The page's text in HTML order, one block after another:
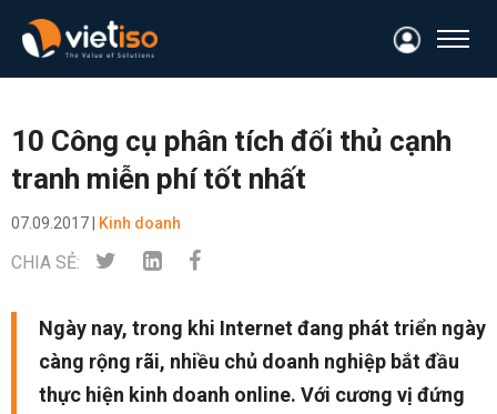
10 Công cụ phân tích đối thủ cạnh
tranh miễn phí tốt nhất
07.09.2017 | Kinh doanh
CHIA SẺ:
Ngày nay, trong khi Internet đang phát triển ngày
càng rộng rãi, nhiều chủ doanh nghiệp bắt đầu
thực hiện kinh doanh online. Với cương vị đứng